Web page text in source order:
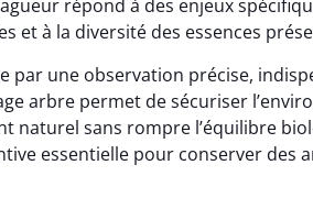
répond à des enjeux
et à la diversité des essences
par une observation précise,
arbre permet de sécuriser
naturel sans rompre l’équilibre
essentielle pour conserver des